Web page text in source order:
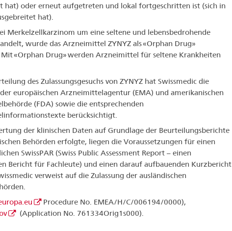
hat) oder erneut aufgetreten und lokal fortgeschritten ist (sich in
hat).
Merkelzellkarzinom um eine seltene und lebensbedrohende
wurde das Arzneimittel ZYNYZ als «Orphan Drug»
Mit «Orphan Drug» werden Arzneimittel für seltene Krankheiten
des Zulassungsgesuchs von ZYNYZ hat Swissmedic die
europäischen Arzneimittelagentur (EMA) und amerikanischen
(FDA) sowie die entsprechenden
berücksichtigt.
der klinischen Daten auf Grundlage der Beurteilungsberichte
Behörden erfolgte, liegen die Voraussetzungen für einen
SwissPAR (Swiss Public Assessment Report – einen
Bericht für Fachleute) und einen darauf aufbauenden Kurzbericht
verweist auf die Zulassung der ausländischen
Procedure No. EMEA/H/C/006194/0000),
(Application No. 761334Orig1s000).